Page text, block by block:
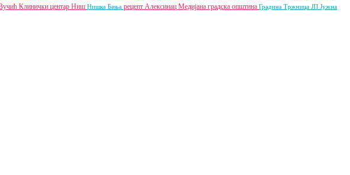
Клинички центар Ниш Нишка Бања рецепт Алексинац Медијана градска општина Градина Тржница ЈП Јужна